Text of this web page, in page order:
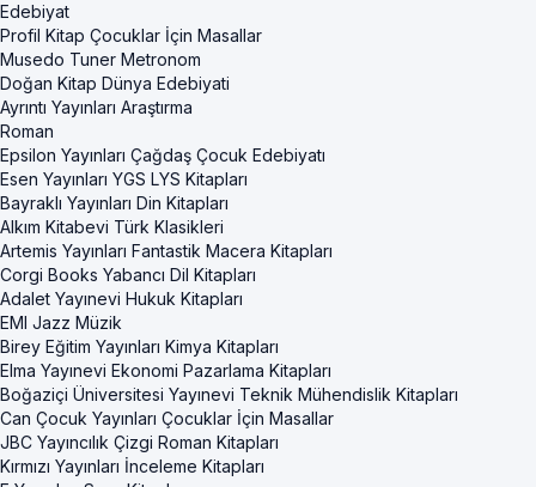
Edebiyat
Profil Kitap Çocuklar İçin Masallar
Musedo Tuner Metronom
Doğan Kitap Dünya Edebiyati
Ayrıntı Yayınları Araştırma
Roman
Epsilon Yayınları Çağdaş Çocuk Edebiyatı
Esen Yayınları YGS LYS Kitapları
Bayraklı Yayınları Din Kitapları
Alkım Kitabevi Türk Klasikleri
Artemis Yayınları Fantastik Macera Kitapları
Corgi Books Yabancı Dil Kitapları
Adalet Yayınevi Hukuk Kitapları
EMI Jazz Müzik
Birey Eğitim Yayınları Kimya Kitapları
Elma Yayınevi Ekonomi Pazarlama Kitapları
Boğaziçi Üniversitesi Yayınevi Teknik Mühendislik Kitapları
Can Çocuk Yayınları Çocuklar İçin Masallar
JBC Yayıncılık Çizgi Roman Kitapları
Kırmızı Yayınları İnceleme Kitapları